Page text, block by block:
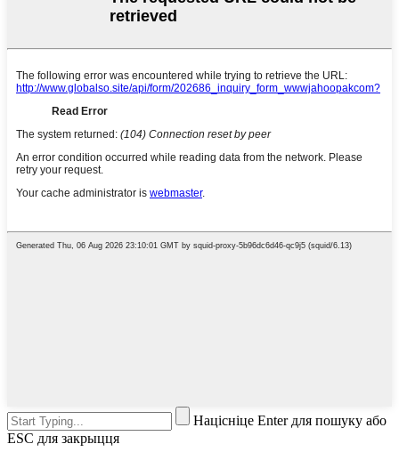
Націсніце Enter для пошуку або
ESC для закрыцця